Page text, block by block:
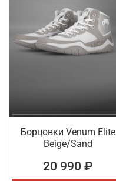
Борцовки Venum Elite
Beige/Sand
20 990 ₽